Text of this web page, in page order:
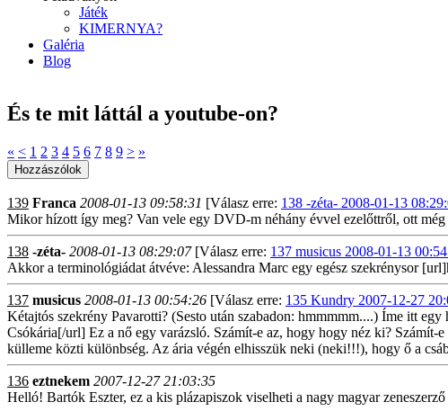
Játék
KIMERNYA?
Galéria
Blog
És te mit láttál a youtube-on?
« < 1 2 3 4 5 6 7 8 9 > »
139 Franca 2008-01-13 09:58:31 [Válasz erre: 138 -zéta- 2008-01-13
Mikor hízott így meg? Van vele egy DVD-m néhány évvel ezelőttről, ott még
138 -zéta- 2008-01-13 08:29:07[Válasz erre: 137 musicus 2008-01-13
Akkor a terminológiádat átvéve: Alessandra Marc egy egész szekrénysor
137 musicus 2008-01-13 00:54:26 [Válasz erre: 135 Kundry 2007-12-27
Kétajtós szekrény Pavarotti? (Sesto után szabadon: hmmmmm....) Íme itt
Csókária[/url] Ez a nő egy varázsló. Számít-e az, hogy hogy néz ki? Számít-
külleme közti különbség. Az ária végén elhisszük neki (neki!!!), hogy ő a
136 eztnekem 2007-12-27 21:03:35
Helló! Bartók Eszter, ez a kis plázapiszok viselheti a nagy magyar zeneszerző